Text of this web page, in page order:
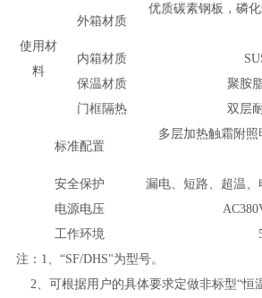
使用材
料
外箱材质
优质碳素钢板，磷
内箱材质
保温材质
聚胺
门框隔热
双层
标准配置
多层加热触霜附
安全保护
漏电、短路、超温
电源电压
工作环境
注：1、“SF/DHS"为型号。
2 、可根据用户的具体要求定做非标型“恒